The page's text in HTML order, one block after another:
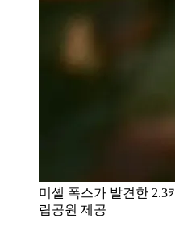
미셸 폭스가 발견한 2.3
립공원 제공